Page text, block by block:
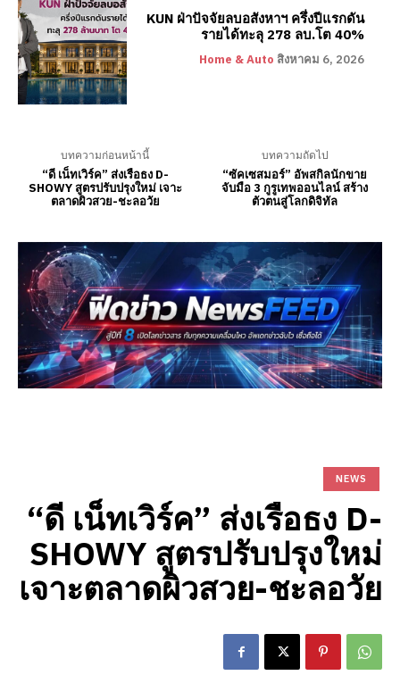
KUN ฝ่าปัจจัยลบอสังหาฯ ครึ่งปีแรกดัน
รายได้ทะลุ 278 ลบ.โต 40%
Home & Auto สิงหาคม 6, 2026
บทความก่อนหน้านี้
“ดี เน็ทเวิร์ค” ส่งเรือธง D-
SHOWY สูตรปรับปรุงใหม่ เจาะ
ตลาดผิวสวย-ชะลอวัย
บทความถัดไป
“ซัคเซสมอร์” อัพสกิลนักขาย
จับมือ 3 กูรูเทพออนไลน์ สร้าง
ตัวตนสู่โลกดิจิทัล